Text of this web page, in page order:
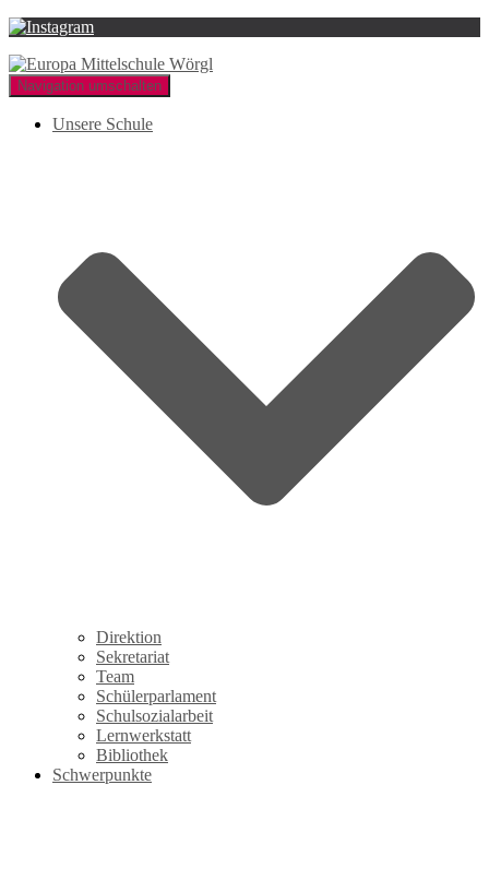
Navigation umschalten
Unsere Schule
Direktion
Sekretariat
Team
Schülerparlament
Schulsozialarbeit
Lernwerkstatt
Bibliothek
Schwerpunkte